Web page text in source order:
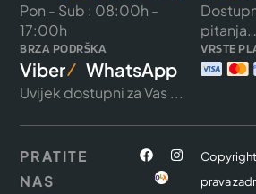
Pon - Sub : 08:00h -
17:00h
pitanja…
BRZA PODRŠKA
Viber WhatsApp
Uvijek dostupni za Vas ...
VRSTE
prava
PRATITE
NAS